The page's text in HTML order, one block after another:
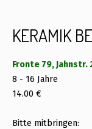
KERAMIK
Fronte 79,
8 - 16 Jahre
14.00 €
Bitte mitbringen: